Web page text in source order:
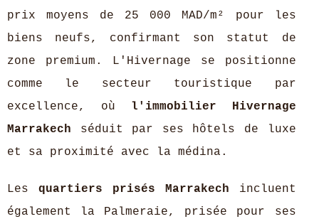
prix moyens de 25 000 MAD/m² pour les
biens neufs, confirmant son statut de
zone premium. L'Hivernage se positionne
comme le secteur touristique par
excellence, où l'immobilier Hivernage
Marrakech séduit par ses hôtels de luxe
et sa proximité avec la médina.
Les quartiers prisés Marrakech incluent
également la Palmeraie, prisée pour ses